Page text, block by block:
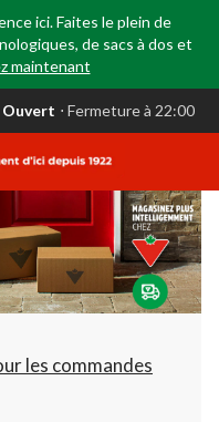
ici. Faites le plein de
de sacs à dos et
maintenant
Ouvert ⋅ Fermeture à 22:00
les commandes